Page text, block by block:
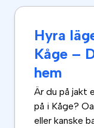
Hyra
Kåge –
hem
Är du på jakt
på i Kåge?
eller kanske